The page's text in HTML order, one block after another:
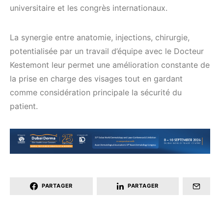
universitaire et les congrès internationaux.
La synergie entre anatomie, injections, chirurgie,
potentialisée par un travail d’équipe avec le Docteur
Kestemont leur permet une amélioration constante de
la prise en charge des visages tout en gardant
comme considération principale la sécurité du
patient.
PARTAGER PARTAGER